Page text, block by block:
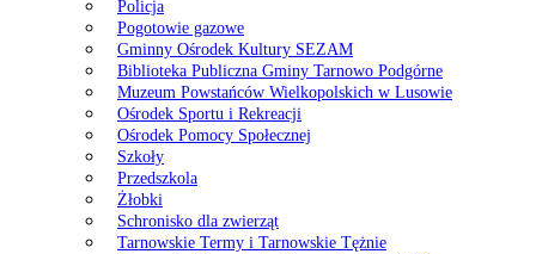
Policja
Pogotowie gazowe
Gminny Ośrodek Kultury SEZAM
Biblioteka Publiczna Gminy Tarnowo Podgórne
Muzeum Powstańców Wielkopolskich w Lusowie
Ośrodek Sportu i Rekreacji
Ośrodek Pomocy Społecznej
Szkoły
Przedszkola
Żłobki
Schronisko dla zwierząt
Tarnowskie Termy i Tarnowskie Tężnie